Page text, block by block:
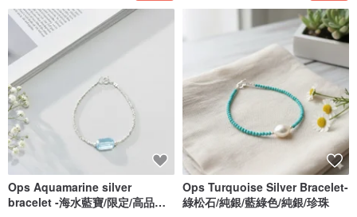
Ops Aquamarine silver
bracelet -海水藍寶/限定/高品質/
Ops Turquoise Silver Bracelet-
綠松石/純銀/藍綠色/純銀/珍珠